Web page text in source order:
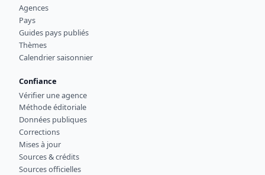
Agences
Pays
Guides pays publiés
Thèmes
Calendrier saisonnier
Confiance
Vérifier une agence
Méthode éditoriale
Données publiques
Corrections
Mises à jour
Sources & crédits
Sources officielles